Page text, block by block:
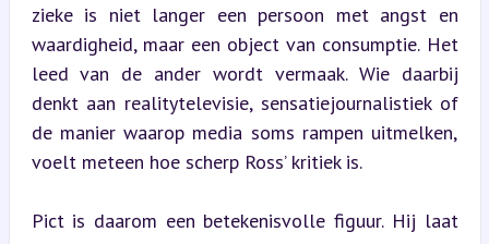
zieke is niet langer een persoon met angst en
waardigheid, maar een object van consumptie. Het
leed van de ander wordt vermaak. Wie daarbij
denkt aan realitytelevisie, sensatiejournalistiek of
de manier waarop media soms rampen uitmelken,
voelt meteen hoe scherp Ross’ kritiek is.
Pict is daarom een betekenisvolle figuur. Hij laat